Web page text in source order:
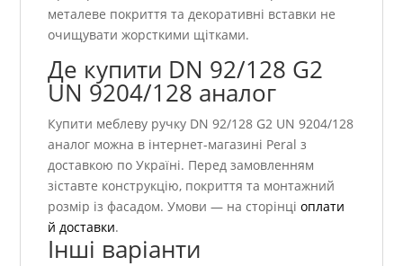
металеве покриття та декоративні вставки не
очищувати жорсткими щітками.
Де купити DN 92/128 G2
UN 9204/128 аналог
Купити меблеву ручку DN 92/128 G2 UN 9204/128
аналог можна в інтернет-магазині Peral з
доставкою по Україні. Перед замовленням
зіставте конструкцію, покриття та монтажний
розмір із фасадом. Умови — на сторінціоплати
й доставки.
Інші варіанти